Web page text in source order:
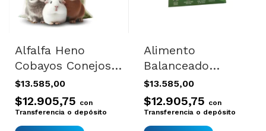
Alfalfa Heno
Cobayos Conejos
Roedores Ratas
Ratones 1kg
$13.585,00
$12.905,75 con
Transferencia o depósito
Alimento
Balanceado
Tortuga Terrestre
Nutribits Zootec
800gr
$13.585,00
$12.905,75 con
Transferencia o depósito